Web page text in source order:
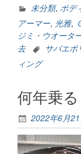
未分類, ボデ
アーマー, 光雅,
ジミ・ウオータ
去
サバエポ
ィング
何年乗
2022年6月